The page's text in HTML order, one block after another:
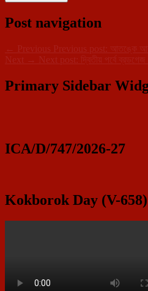
Post navigation
← Previous Previous post:
আতঙ্কে আর
Next → Next post: দ্বিতীয় পর্বে
Primary Sidebar
ICA/D/747/2026-27
Kokborok Day (V-658)